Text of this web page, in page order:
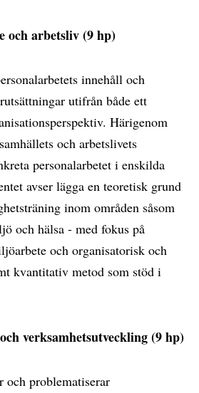
och arbetsliv (9 hp)
innehåll och
utifrån både ett
Härigenom
och arbetslivets
personalarbetet i enskilda
avser lägga en teoretisk grund
inom områden såsom
och hälsa - med fokus på
och organisatorisk och
kvantitativ metod som stöd i
verksamhetsutveckling (9 hp)
problematiserar